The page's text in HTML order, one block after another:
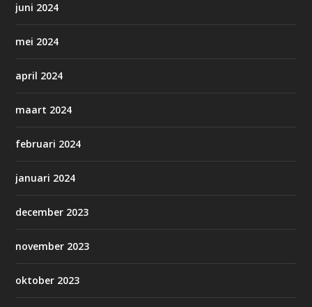
juni 2024
mei 2024
april 2024
maart 2024
februari 2024
januari 2024
december 2023
november 2023
oktober 2023